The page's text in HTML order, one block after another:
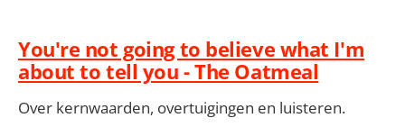
You're not going to believe what I'm
about to tell you - The Oatmeal
Over kernwaarden, overtuigingen en luisteren.